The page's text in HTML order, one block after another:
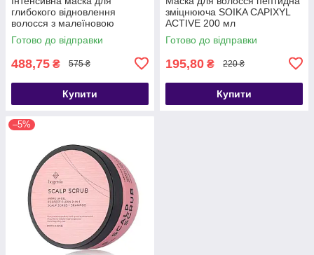
глибокого відновлення
волосся з малеїновою
кислотою NEQI Treatment
Treasure Build Boost 1
Готово до відправки
488,75 ₴ 575 ₴
Купити
зміцнююча SOIKA CAPIXYL
ACTIVE 200 мл
Готово до відправки
195,80 ₴ 220 ₴
Купити
–5%